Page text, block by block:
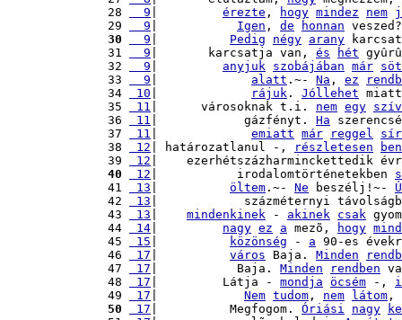
28
  9
érezte , hogy mindez nem
29
  9
Igen , de honnan
30
  9
Pedig négy arany
31
  9
|       karcsatja van, és hét
32
  9
anyjuk szobájában már
33
  9
alatt .~- Na , ez
34
10 rájuk . Jóllehet
35
11 |      városoknak t.i. nem egy
36
11 |            gázfényt. Ha
37
11 emiatt már reggel
38
12 | határozatlanul -, részletesen
39
12 |    ezerhétszázharminckettedik
40
12 |           irodalomtörténetekben
41
13 öltem .~- Ne beszélj!~-
42
13 |            százméternyi
43
13 mindenkinek - akinek csak
44
14 nagy ez a mezõ, hogy
45
15 közönség - a 90-es
46
17 város Baja. Minden
47
17 |           Baja. Minden rendben
48
17 |         Látja - mondja öcsém -,
49
17 Nem tudom , nem látom ,
50
17 |          Megfogom. Óriási nagy